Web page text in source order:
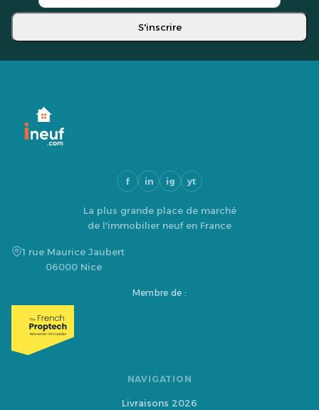
S'inscrire
f in ig yt
La plus grande place de marché
de l'immobilier neuf en France
1 rue Maurice Jaubert
06000 Nice
Membre de :
NAVIGATION
Livraisons 2026